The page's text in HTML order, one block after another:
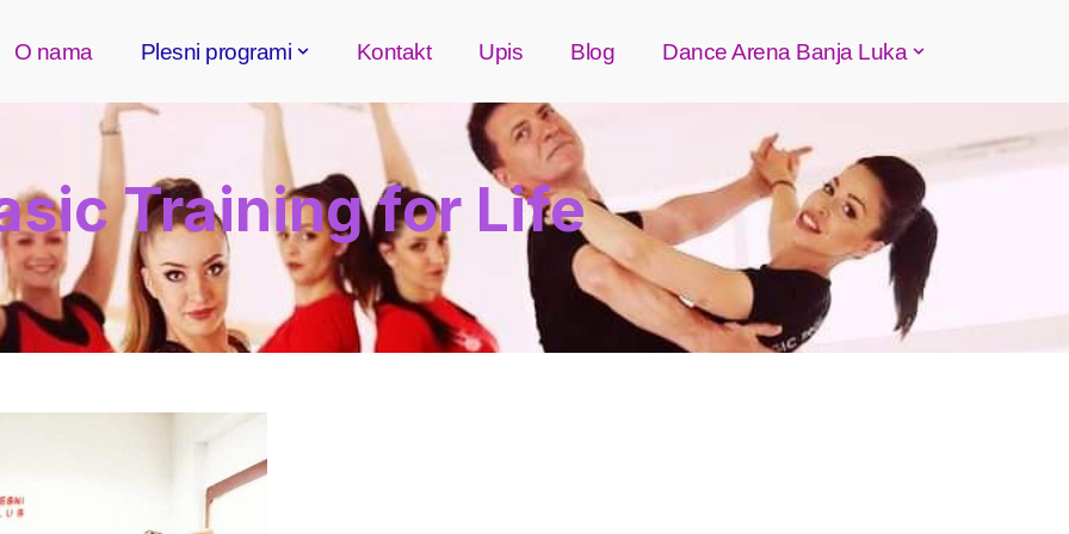
O nama Plesni programi Kontakt Upis Blog Dance Arena Banja Luka
Training for Life